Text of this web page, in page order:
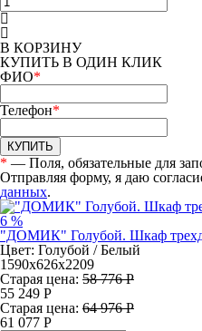
В КОРЗИНУ
КУПИТЬ В ОДИН КЛИК
ФИО*
Телефон*
КУПИТЬ
* — Поля, обязательные для
Отправляя форму, я даю
данных.
6 %
"ДОМИК" Голубой. Шкаф
Цвет: Голубой / Белый
1590х626х2209
Старая цена: 58 776 Р
55 249 Р
Старая цена: 64 976 Р
61 077 Р